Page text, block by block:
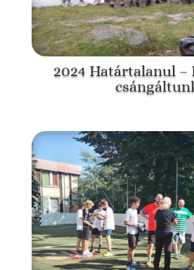
2024 Határtalanul –